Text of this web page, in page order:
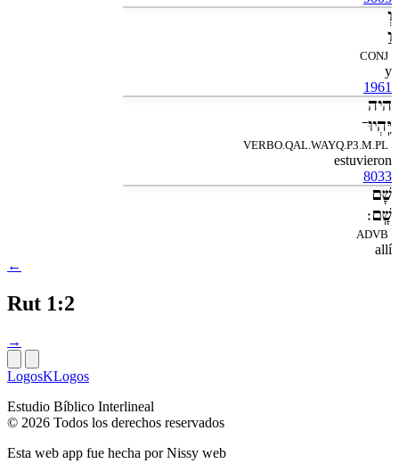
וְ
וַ
CONJ
y
1961
היה
יִּֽהְיוּ־
VERBO.QAL.WAYQ.P3.M.PL
estuvieron
8033
שָׁם
שָֽׁם׃
ADVB
allí
←
Rut 1:2
→
LogosKLogos
Estudio Bíblico Interlineal
© 2026 Todos los derechos reservados
Esta web app fue hecha porNissy web